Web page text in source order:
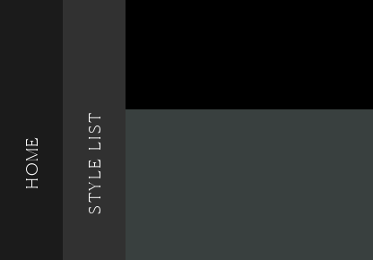
HOME STYLE LIST